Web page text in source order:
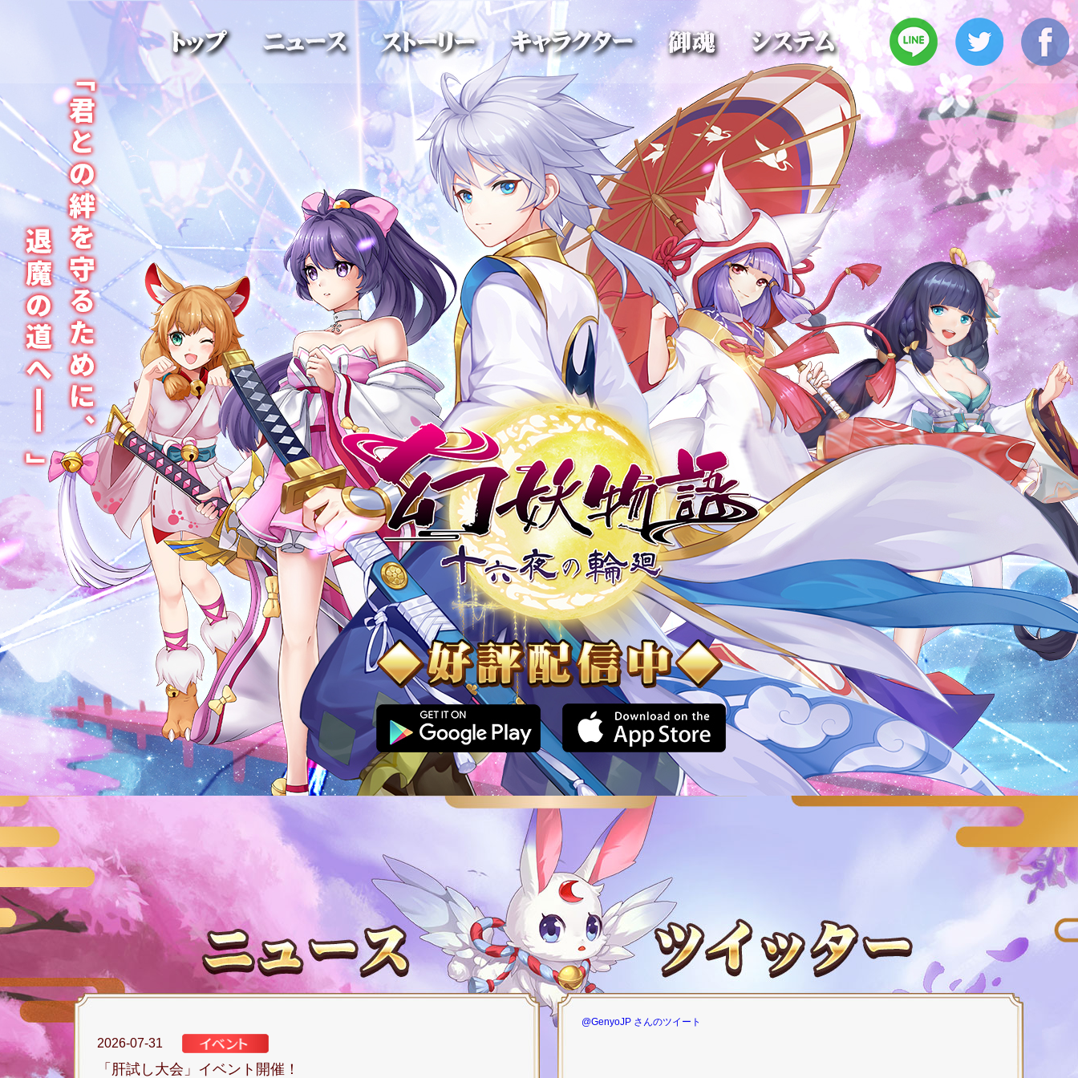
2026-07-31
「肝試し大会」イベント開催！
@GenyoJP さんのツイート